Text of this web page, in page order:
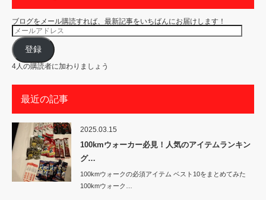
ブログをメール購読すれば、最新記事をいちばんにお届けします！
メ
ー
ル
ア
ド
レ
ス
登録
4人の購読者に加わりましょう
最近の記事
2025.03.15
100kmウォーカー必見！人気のアイテムランキン
グ…
100kmウォークの必須アイテム ベスト10をまとめてみた
100kmウォーク…